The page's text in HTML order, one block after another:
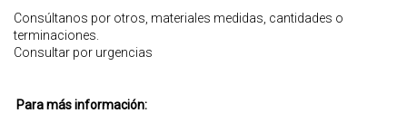
Consúltanos por otros, materiales medidas, cantidades o
terminaciones.
Consultar por urgencias
Para más información: